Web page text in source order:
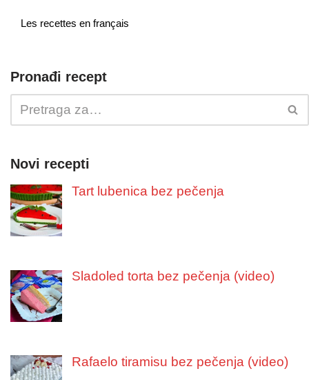
Les recettes en français
Pronađi recept
Novi recepti
Tart lubenica bez pečenja
Sladoled torta bez pečenja (video)
Rafaelo tiramisu bez pečenja (video)